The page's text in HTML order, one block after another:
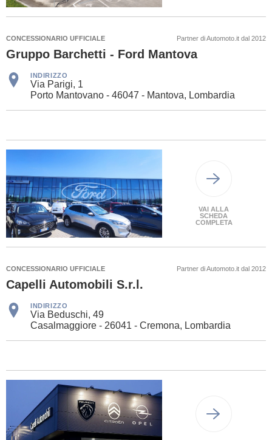
CONCESSIONARIO UFFICIALE Partner di Automoto.it dal 2012
Gruppo Barchetti - Ford Mantova
INDIRIZZO
Via Parigi, 1
Porto Mantovano - 46047 - Mantova, Lombardia
VAI ALLA
SCHEDA
COMPLETA
CONCESSIONARIO UFFICIALE Partner di Automoto.it dal 2012
Capelli Automobili S.r.l.
INDIRIZZO
Via Beduschi, 49
Casalmaggiore - 26041 - Cremona, Lombardia